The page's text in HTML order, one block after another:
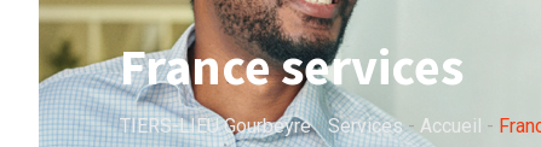
France services
TIERS-LIEU Gourbeyre-Services - Accueil -